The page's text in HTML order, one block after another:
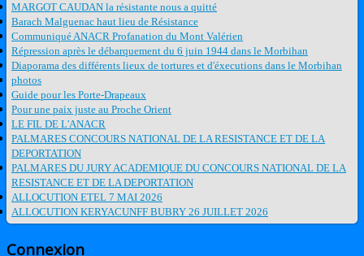
MARGOT CAUDAN la résistante nous a quitté
Barach Malguenac haut lieu de Résistance
Communiqué ANACR Profanation du Mont Valérien
Répression après le débarquement du 6 juin 1944 dans le Morbihan
Diaporama des différents lieux de tortures et d'éxecutions dans le Morbihan
photos
Guide pour les Porte-Drapeaux
Pour une paix juste au Proche Orient
LE FIL DE L'ANACR
PALMARES CONCOURS NATIONAL DE LA RESISTANCE ET DE LA
DEPORTATION
PALMARES DU JURY ACADEMIQUE DU CONCOURS NATIONAL DE LA
RESISTANCE ET DE LA DEPORTATION
ALLOCUTION ETEL 7 MAI 2026
ALLOCUTION KERYACUNFF BUBRY 26 JUILLET 2026
Connexion